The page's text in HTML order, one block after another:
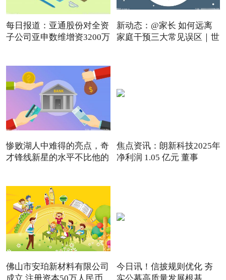
每日报道：亚通股份对全资
子公司亚申数维增资3200万
新动态：@家长 如何远离
家庭干预三大常见误区｜世
惨败湖人中难得的亮点，奇
才锋线新星的水平不比他的
焦点资讯：朗新科技2025年
净利润 1.05 亿元 董事
佛山市安珀新材料有限公司
今日讯！信披规则优化 夯